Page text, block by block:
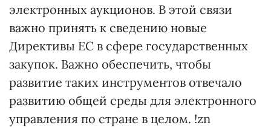
электронных аукционов. В этой связи
важно принять к сведению новые
Директивы ЕС в сфере государственных
закупок. Важно обеспечить, чтобы
развитие таких инструментов отвечало
развитию общей среды для электронного
управления по стране в целом. !zn